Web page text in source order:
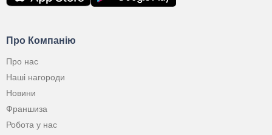
Про Компанію
Про нас
Наші нагороди
Новини
Франшиза
Робота у нас